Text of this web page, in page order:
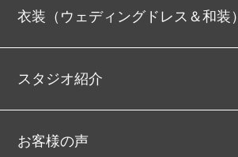
衣装（ウェディングドレス＆和装）
スタジオ紹介
お客様の声